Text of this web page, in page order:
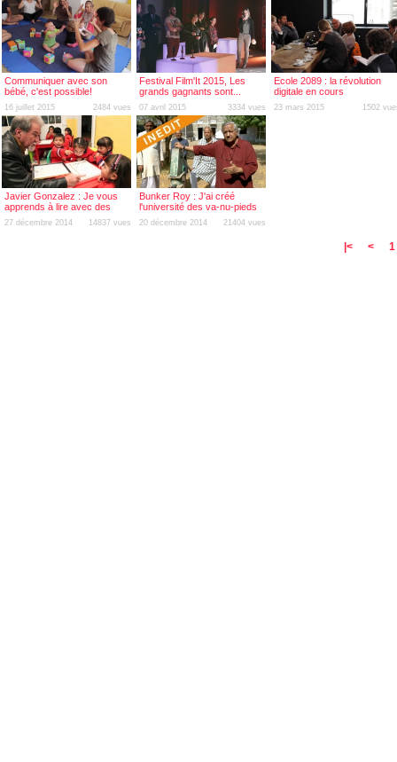
Communiquer avec son
bébé, c'est possible!
16 juillet 2015 2484 vues
Festival Film'It 2015, Les
grands gagnants sont...
07 avril 2015 3334 vues
Ecole 2089 : la révolution
digitale en cours
23 mars 2015 1502
Javier Gonzalez : Je vous
apprends à lire avec des
dominos
27 décembre 2014 14837 vues
Bunker Roy : J'ai créé
l'université des va-nu-pieds
20 décembre 2014 21404 vues
|< < 1